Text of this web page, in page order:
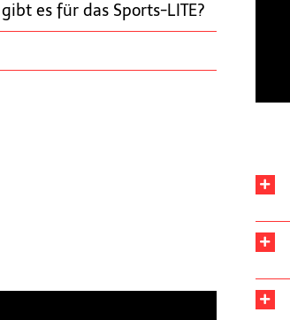
es für das Sports-LITE?